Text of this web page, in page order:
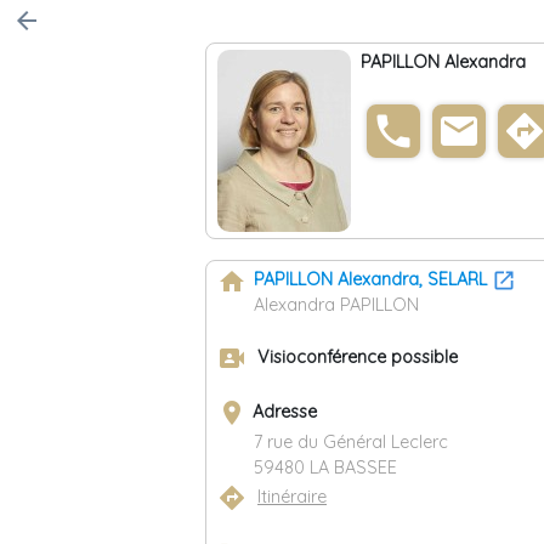
arrow_back
PAPILLON Alexandra
phone email directions
home PAPILLON Alexandra, SELARL
Alexandra PAPILLON
video_camera_front Visioconférence possible
place Adresse
7 rue du Général Leclerc
59480 LA BASSEE
directions Itinéraire